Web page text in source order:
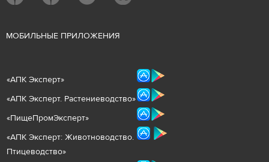
МОБИЛЬНЫЕ ПРИЛОЖЕНИЯ
«АПК Эксперт»
«АПК Эксперт. Растениеводство»
«ПищеПромЭксперт»
«АПК Эксперт: Животноводство.
Птицеводство»